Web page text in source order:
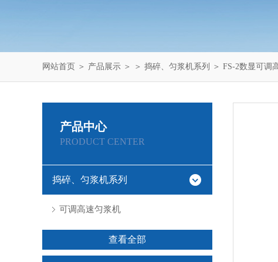
网站首页 ＞ 产品展示 ＞ ＞ 捣碎、匀浆机系列 ＞ FS-2数显可调
产品中心
PRODUCT CENTER
捣碎、匀浆机系列
可调高速匀浆机
查看全部